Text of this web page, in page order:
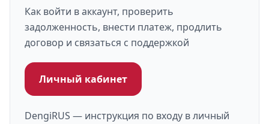
Как войти в аккаунт, проверить
задолженность, внести платеж, продлить
договор и связаться с поддержкой
Личный кабинет
DengiRUS — инструкция по входу в личный